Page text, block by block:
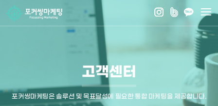
고객센터
포커씽마케팅은 솔루션 및 목표달성에 필요한 통합 마케팅을 제공합니다.